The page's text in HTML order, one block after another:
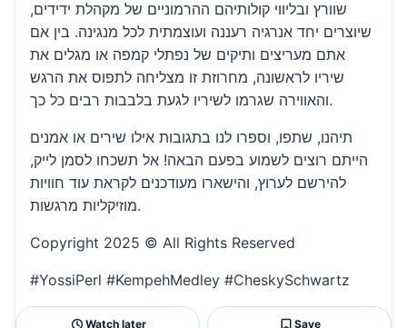
שוורץ ובליווי קולותיהם ההרמוניים של מקהלת ידידים,
שיוצרים יחד אנרגיה רעננה ועוצמתית לכל מנגינה. בין אם
אתם מעריצים ותיקים של נפתלי קמפה או מגלים את
שיריו לראשונה, מחרוזת זו מצליחה לתפוס את הרגש
והאווירה שגרמו לשיריו לגעת בלבבות רבים כל כך.
תיהנו, שתפו, וספרו לנו בתגובות אילו שירים או אמנים
הייתם רוצים לשמוע בפעם הבאה! אל תשכחו לסמן לייק,
להירשם לערוץ, והישארו מעודכנים לקראת עוד חוויות
מוזיקליות מרגשות.
Copyright 2025 ©️ All Rights Reserved
#YossiPerl #KempehMedley #CheskySchwartz
Watch later Save